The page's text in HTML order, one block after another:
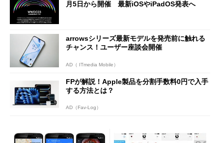
月5日から開催 最新iOSやiPadOS発表へ
arrowsシリーズ最新モデルを発売前に触れる
チャンス！ユーザー座談会開催
AD（ ITmedia Mobile）
FPが解説！Apple製品を分割手数料0円で入手
する方法とは？
AD（Fav-Log）